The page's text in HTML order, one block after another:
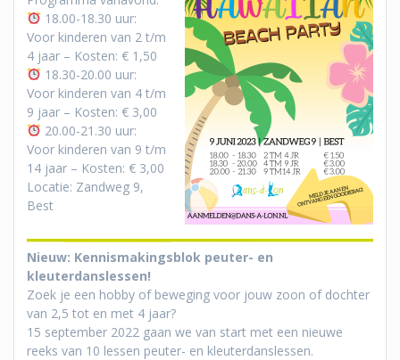
18.00-18.30 uur:
Voor kinderen van 2 t/m
4 jaar – Kosten: € 1,50
18.30-20.00 uur:
Voor kinderen van 4 t/m
9 jaar – Kosten: € 3,00
20.00-21.30 uur:
Voor kinderen van 9 t/m
14 jaar – Kosten: € 3,00
Locatie: Zandweg 9,
Best
Nieuw: Kennismakingsblok peuter- en
kleuterdanslessen!
Zoek je een hobby of beweging voor jouw zoon of dochter
van 2,5 tot en met 4 jaar?
15 september 2022 gaan we van start met een nieuwe
reeks van 10 lessen peuter- en kleuterdanslessen.